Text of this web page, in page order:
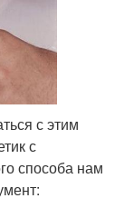
с этим
с
способа нам